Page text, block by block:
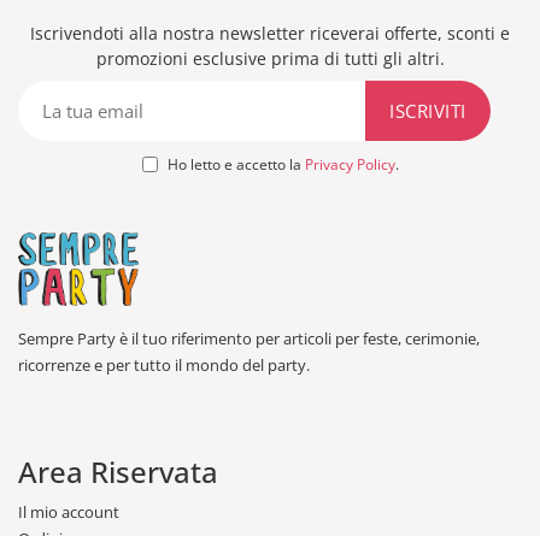
Iscrivendoti alla nostra newsletter riceverai offerte, sconti e
promozioni esclusive prima di tutti gli altri.
Ho letto e accetto la Privacy Policy.
Sempre Party è il tuo riferimento per articoli per feste, cerimonie,
ricorrenze e per tutto il mondo del party.
Area Riservata
Il mio account